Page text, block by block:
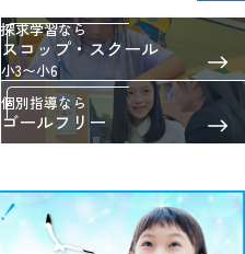
探求学習なら
スコップ・スクール
小3〜小6
個別指導なら
ゴールフリー